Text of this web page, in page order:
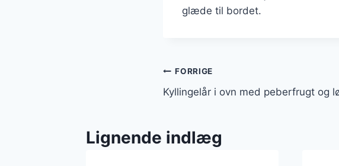
glæde til bordet.
Indlægsnavigation
FORRIGE
Kyllingelår i ovn med peberfrugt og
Lignende indlæg